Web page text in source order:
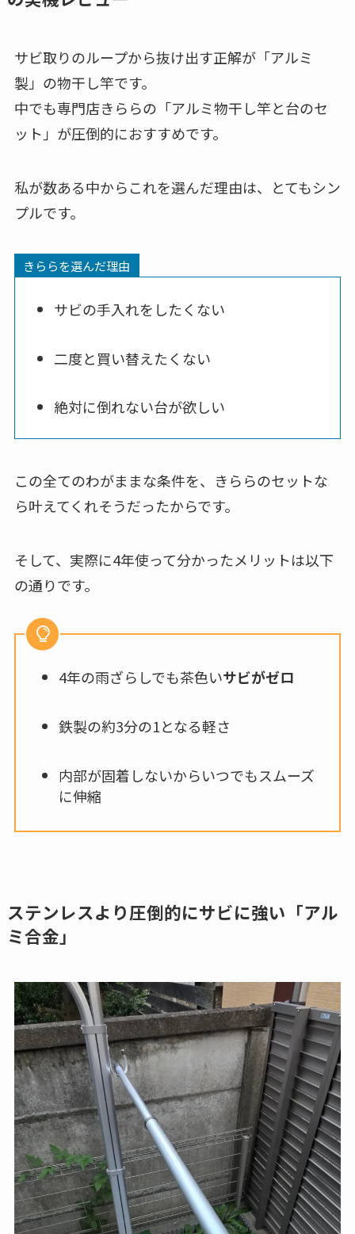
サビ取りのループから抜け出す正解が「アルミ
製」の物干し竿です。
中でも専門店きららの「アルミ物干し竿と台のセ
ット」が圧倒的におすすめです。
私が数ある中からこれを選んだ理由は、とてもシン
プルです。
きららを選んだ理由
サビの手入れをしたくない
二度と買い替えたくない
絶対に倒れない台が欲しい
この全てのわがままな条件を、きららのセットな
ら叶えてくれそうだったからです。
そして、実際に4年使って分かったメリットは以下
の通りです。
4年の雨ざらしでも茶色いサビがゼロ
鉄製の約3分の1となる軽さ
内部が固着しないからいつでもスムーズ
に伸縮
ステンレスより圧倒的にサビに強い「アル
ミ合金」